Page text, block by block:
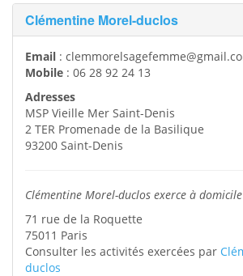
Clémentine Morel-duclos
Email :
Mobile : 06 28 92 24 13
Adresses
MSP Vieille Mer Saint-Denis
2 TER Promenade de la Basilique
93200 Saint-Denis
Clémentine Morel-duclos exerce à
71 rue de la Roquette
75011 Paris
Consulter les activités exercées par
duclos